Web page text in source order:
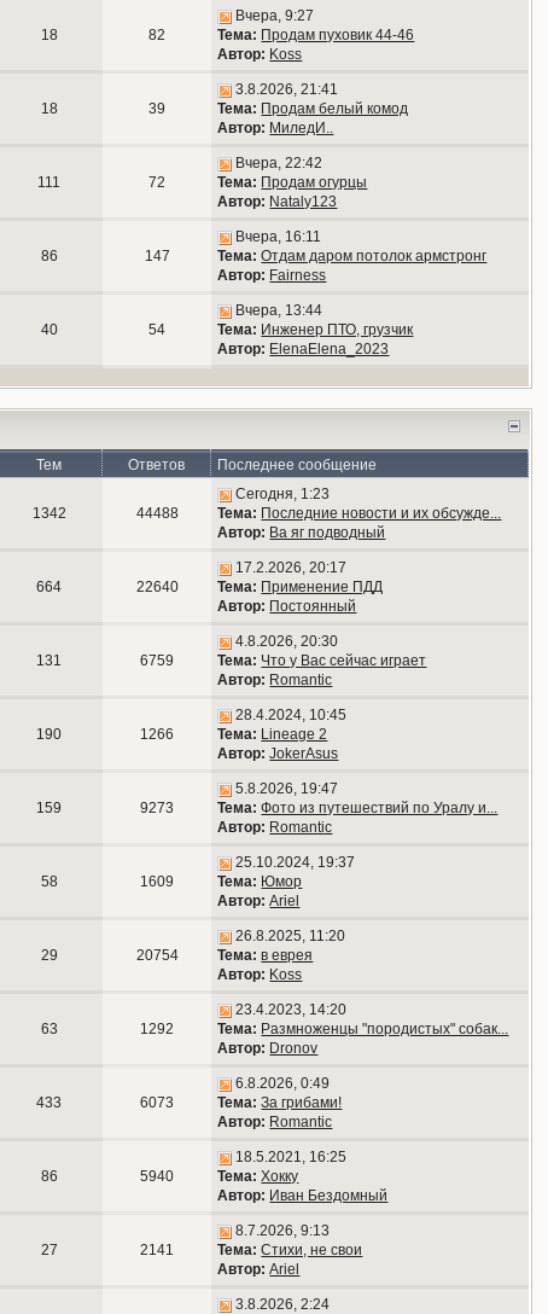
18 82
Вчера, 9:27
Тема: Продам пуховик 44-46
Автор: Koss
18 39
3.8.2026, 21:41
Тема: Продам белый комод
Автор: МиледИ..
111 72
Вчера, 22:42
Тема: Продам огурцы
Автор: Nataly123
86 147
Вчера, 16:11
Тема: Отдам даром потолок армстронг
Автор: Fairness
40 54
Вчера, 13:44
Тема: Инженер ПТО, грузчик
Автор: ElenaElena_2023
Тем Ответов Последнее сообщение
1342 44488
Сегодня, 1:23
Тема: Последние новости и их обсужде...
Автор: Ва яг подводный
664 22640
17.2.2026, 20:17
Тема: Применение ПДД
Автор: Постоянный
131 6759
4.8.2026, 20:30
Тема: Что у Вас сейчас играет
Автор: Romantic
190 1266
28.4.2024, 10:45
Тема: Lineage 2
Автор: JokerAsus
159 9273
5.8.2026, 19:47
Тема: Фото из путешествий по Уралу и...
Автор: Romantic
58 1609
25.10.2024, 19:37
Тема: Юмор
Автор: Ariel
29 20754
26.8.2025, 11:20
Тема: в еврея
Автор: Koss
63 1292
23.4.2023, 14:20
Тема: Размноженцы "породистых" собак...
Автор: Dronov
433 6073
6.8.2026, 0:49
Тема: За грибами!
Автор: Romantic
86 5940
18.5.2021, 16:25
Тема: Хокку
Автор: Иван Бездомный
27 2141
8.7.2026, 9:13
Тема: Стихи, не свои
Автор: Ariel
3.8.2026, 2:24